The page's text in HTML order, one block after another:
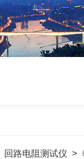
回路电阻测试仪 >